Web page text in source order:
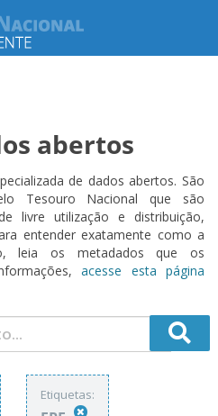
abertos
de dados abertos. São
Tesouro Nacional que são
livre utilização e distribuição,
entender exatamente como a
leia os metadados que os
acesse esta página
Etiquetas: